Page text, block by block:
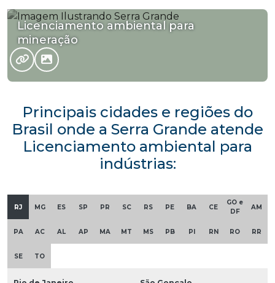
Licenciamento ambiental para
mineração
Principais cidades e regiões do
Brasil onde a Serra Grande atende
Licenciamento ambiental para
indústrias:
RJ MG ES SP PR SC RS PE BA CE
GO e
DF
AM
PA AC AL AP MA MT MS PB PI RN RO RR
SE TO